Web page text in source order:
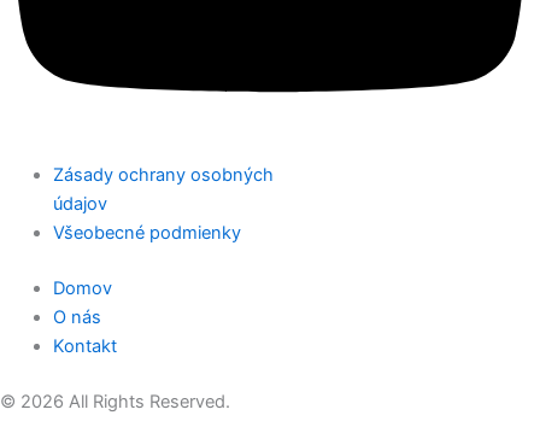
Zásady ochrany osobných
údajov
Všeobecné podmienky
Domov
O nás
Kontakt
© 2026 All Rights Reserved.